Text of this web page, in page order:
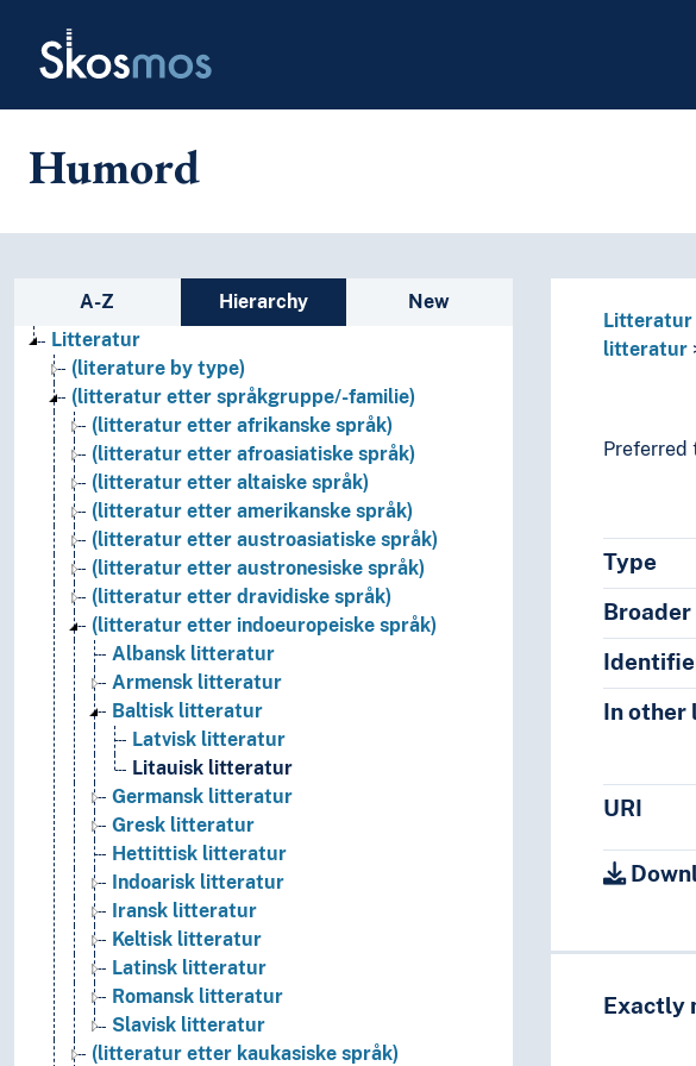
Skosmos
Humord
Sidebar listing: list and traverse
A-Z Hierarchy
New
Litteratur
(literature by type)
(litteratur etter språkgruppe/-familie)
(litteratur etter afrikanske språk)
(litteratur etter afroasiatiske språk)
(litteratur etter altaiske språk)
(litteratur etter amerikanske språk)
(litteratur etter austroasiatiske språk)
(litteratur etter austronesiske språk)
(litteratur etter dravidiske språk)
(litteratur etter indoeuropeiske språk)
Albansk litteratur
Armensk litteratur
Baltisk litteratur
Latvisk litteratur
Litauisk litteratur
Germansk litteratur
Gresk litteratur
Hettittisk litteratur
Indoarisk litteratur
Iransk litteratur
Keltisk litteratur
Latinsk litteratur
Romansk litteratur
Slavisk litteratur
(litteratur etter kaukasiske språk)
Litteratur
litteratur
Preferred
Type
In other
URI
Exactly